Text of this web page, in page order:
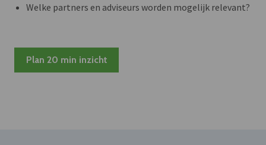
Welke partners en adviseurs worden mogelijk relevant?
Plan 20 min inzicht